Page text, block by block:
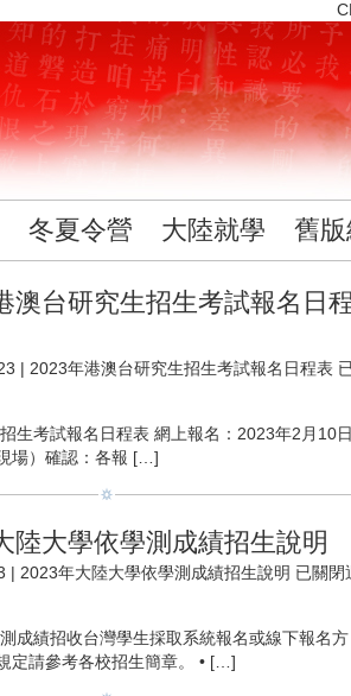
冬夏令營 大陸就學 舊
澳台研究生招生考試報名日
| 2023年港澳台研究生招生考試報名日程表
生考試報名日程表 網上報名：2023年2月10日
場）確認：各報 […]
陸大學依學測成績招生說明
| 2023年大陸大學依學測成績招生說明 已關閉
成績招收台灣學生採取系統報名或線下報名方
定請參考各校招生簡章。 • […]